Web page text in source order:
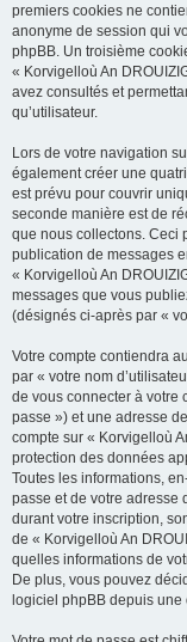
premiers cookies ne
anonyme de session qui
phpBB. Un troisième
« Korvigelloù An
avez consultés et
qu’utilisateur.
Lors de votre navigation
également créer une
est prévu pour couvrir
seconde manière est de
que nous collectons. Ceci
publication de messages
« Korvigelloù An
messages que vous
(désignés ci-après par «
Votre compte contiendra
par « votre nom
de vous connecter à votre
passe ») et une adresse
compte sur « Korvigelloù
protection des données
Toutes les informations,
passe et de votre adresse
durant votre inscription,
de « Korvigelloù An
quelles informations de
De plus, vous pouvez
logiciel phpBB depuis